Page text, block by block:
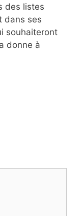
des listes
dans ses
souhaiteront
donne à